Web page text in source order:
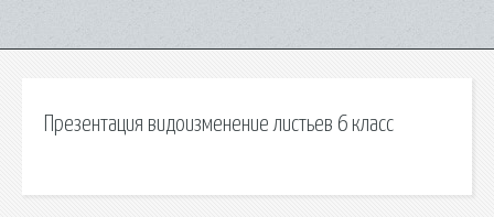
Презентация видоизменение листьев 6 класс